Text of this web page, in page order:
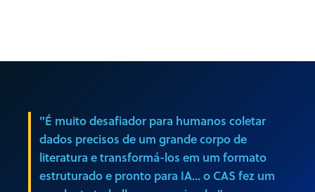
"É muito desafiador para humanos coletar
dados precisos de um grande corpo de
literatura e transformá-los em um formato
estruturado e pronto para IA… o CAS fez um